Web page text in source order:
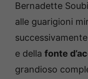
Bernadette
alle guarigioni
e della fonte
grandioso